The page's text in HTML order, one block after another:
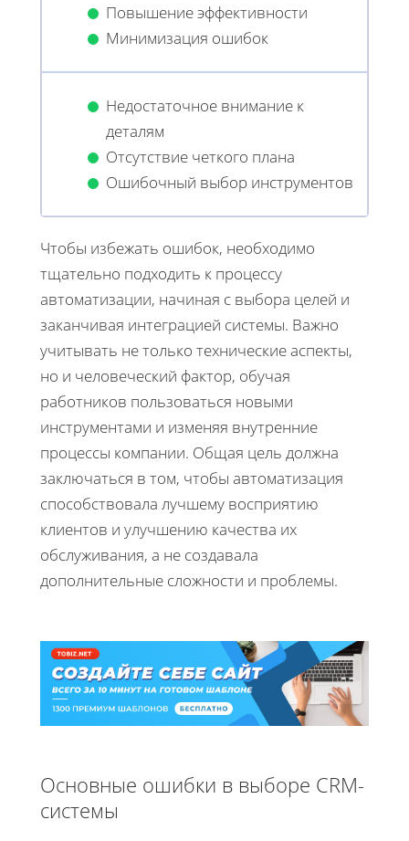
Повышение эффективности
Минимизация ошибок
Недостаточное внимание к
деталям
Отсутствие четкого плана
Ошибочный выбор инструментов
Чтобы избежать ошибок, необходимо
тщательно подходить к процессу
автоматизации, начиная с выбора целей и
заканчивая интеграцией системы. Важно
учитывать не только технические аспекты,
но и человеческий фактор, обучая
работников пользоваться новыми
инструментами и изменяя внутренние
процессы компании. Общая цель должна
заключаться в том, чтобы автоматизация
способствовала лучшему восприятию
клиентов и улучшению качества их
обслуживания, а не создавала
дополнительные сложности и проблемы.
Основные ошибки в выборе CRM-
системы